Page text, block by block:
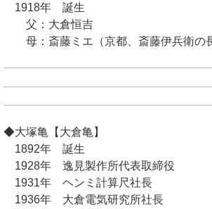
1918年 誕生
父：大倉恒吉
母：斎藤ミエ（京都、斎藤伊兵衛の長
◆大塚亀【大倉亀】
1892年 誕生
1928年 逸見製作所代表取締役
1931年 ヘンミ計算尺社長
1936年 大倉電気研究所社長